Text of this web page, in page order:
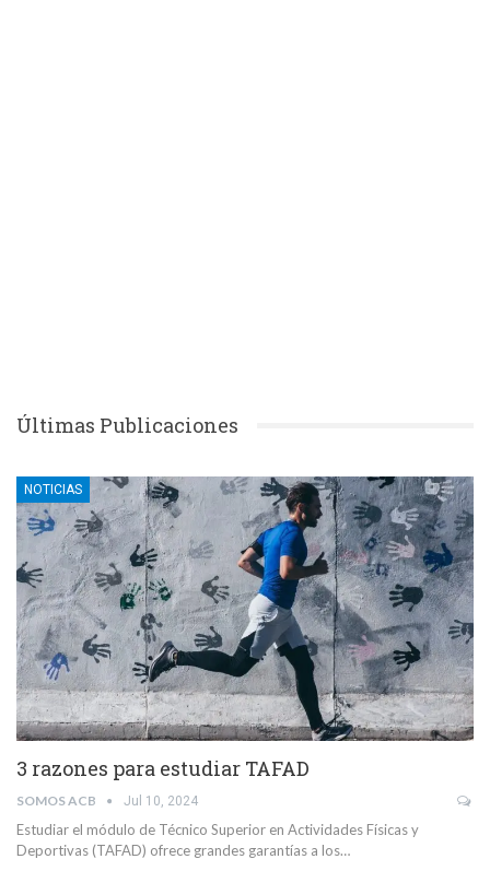
Últimas Publicaciones
NOTICIAS
3 razones para estudiar TAFAD
SOMOS ACB Jul 10, 2024
Estudiar el módulo de Técnico Superior en Actividades Físicas y
Deportivas (TAFAD) ofrece grandes garantías a los…